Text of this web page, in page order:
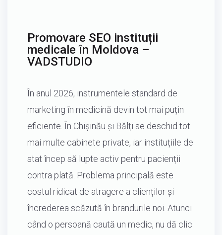
Promovare SEO instituții
medicale în Moldova –
VADSTUDIO
În anul 2026, instrumentele standard de
marketing în medicină devin tot mai puțin
eficiente. În Chișinău și Bălți se deschid tot
mai multe cabinete private, iar instituțiile de
stat încep să lupte activ pentru pacienții
contra plată. Problema principală este
costul ridicat de atragere a clienților și
încrederea scăzută în brandurile noi. Atunci
când o persoană caută un medic, nu dă clic